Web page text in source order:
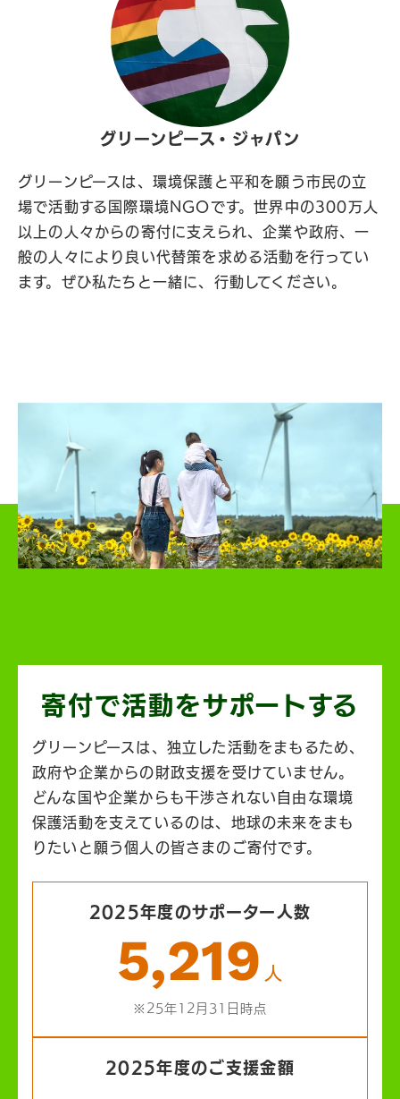
グリーンピース・ジャパン
グリーンピースは、環境保護と平和を願う市民の立
場で活動する国際環境NGOです。世界中の300万人
以上の人々からの寄付に支えられ、企業や政府、一
般の人々により良い代替策を求める活動を行ってい
ます。ぜひ私たちと一緒に、行動してください。
寄付で活動をサポートする
グリーンピースは、独立した活動をまもるため、
政府や企業からの財政支援を受けていません。
どんな国や企業からも干渉されない自由な環境
保護活動を支えているのは、地球の未来をまも
りたいと願う個人の皆さまのご寄付です。
2025年度のサポーター人数
5,219 人
※25年12月31日時点
2025年度のご支援金額